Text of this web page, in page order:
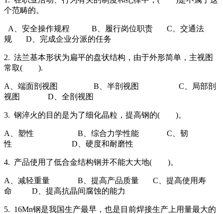
个范畴的。
A、安全操作规程 B、履行岗位职责 C、交通法
规 D、完成企业分派的任务
2. 法兰基本形状为扁平的盘状结构，由于外形简单，主视图
常取( ).
A、端面剖视图 B、半剖视图 C、局部剖
视图 D、全剖视图
3. 钢淬火的目的是为了细化晶粒，提高钢的( )。
A、塑性 B、综合力学性能 C、韧
性 D、硬度和耐磨性
4. 产品使用了低合金结构钢并不能大大地( )。
A、减轻重量 B、提高产品质量 C、提高使用寿
命 D、提高抗晶间腐蚀的能力
5. 16Mn钢是我国生产最早，也是目前焊接生产上用量最大的